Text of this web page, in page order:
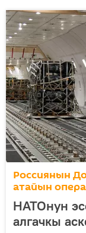
Россиянын
атайын
НАТОнун
алгачкы